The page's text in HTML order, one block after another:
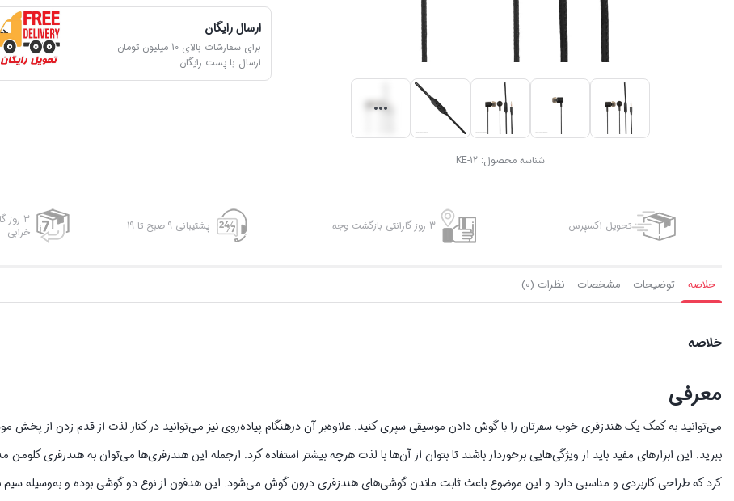
شناسه محصول: KE-12
ارسال رایگان
برای سفارشات بالای 10 میلیون تومان
ارسال با پست رایگان
تحویل اکسپرس 3 روز گارانتی بازگشت وجه پشتیبانی 9 صبح تا 19
3
خرابی
خلاصه توضیحات مشخصات نظرات (0)
خلاصه
معرفی
می‌توانید به کمک یک هندزفری خوب سفرتان را با گوش دادن موسیقی سپری کنید. علاوه‌بر آن درهنگام پیاده‌روی نیز می‌توانید در کنار لذت از قدم زدن از پخش
کرد که طراحی کاربردی و مناسبی دارد و این موضوع باعث ثابت ماندن گوشی‌های هندزفری درون گوش می‌شود. این هدفون از نوع دو گوشی بوده و به‌وسیله‌